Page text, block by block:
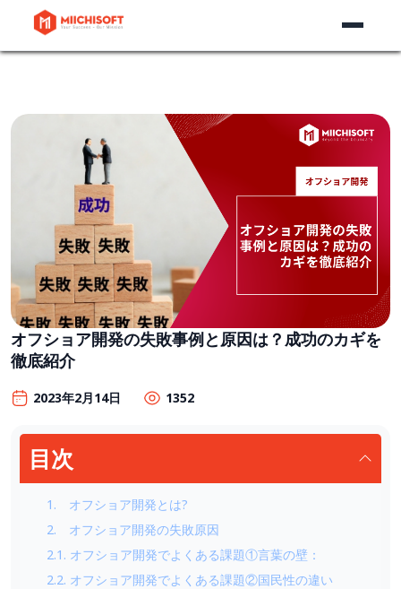
オフショア開発の失敗事例と原因は？成功のカギを
徹底紹介
2023年2月14日 1352
目次
1. オフショア開発とは?
2. オフショア開発の失敗原因
2.1. オフショア開発でよくある課題①言葉の壁：
2.2. オフショア開発でよくある課題②国民性の違い